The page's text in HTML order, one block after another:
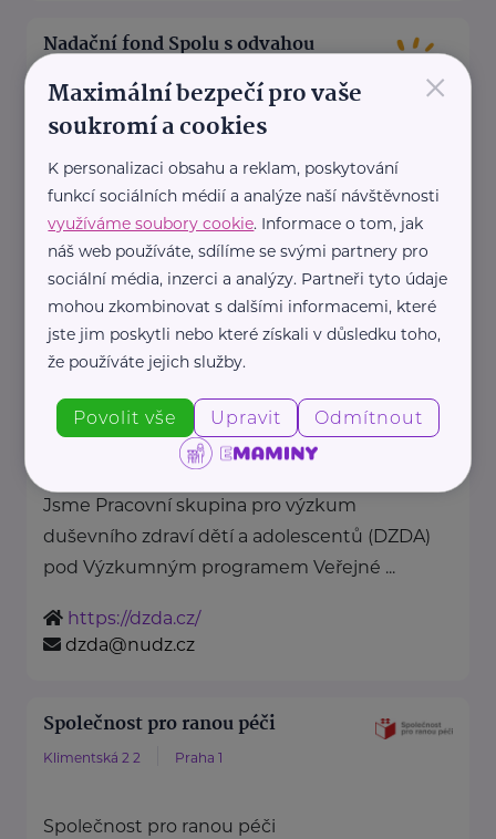
Nadační fond Spolu s odvahou
Žižkova 403 Mladá Boleslav
Nadační fond Spolu s odvahou
posláním je podporovat duševní
https://spolusodvahou.org/cz/
+420 725 565 273
info@spolusodvahou.cz
Národní ústav duševního zdraví, Pracovní
skupina pro výzkum duševního zdraví dětí a
adolescentů
Klecany
Jsme Pracovní skupina pro výzkum
duševního zdraví dětí a adolescentů (DZDA)
pod Výzkumným programem Veřejné ...
https://dzda.cz/
dzda@nudz.cz
Společnost pro ranou péči
Klimentská 2 2 Praha 1
Společnost pro ranou péči
×
Maximální bezpečí pro vaše
soukromí a cookies
K personalizaci obsahu a reklam, poskytování
funkcí sociálních médií a analýze naší návštěvnosti
využíváme soubory cookie. Informace o tom, jak
náš web používáte, sdílíme se svými partnery pro
sociální média, inzerci a analýzy. Partneři tyto údaje
mohou zkombinovat s dalšími informacemi, které
jste jim poskytli nebo které získali v důsledku toho,
že používáte jejich služby.
Povolit vše Upravit Odmítnout